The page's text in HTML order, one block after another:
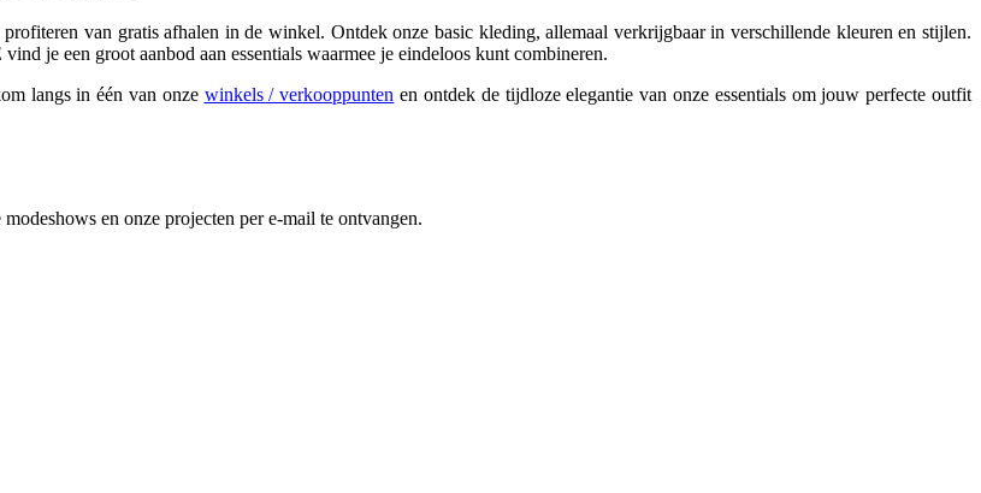
van gratis afhalen in de winkel. Ontdek onze basic kleding, allemaal verkrijgbaar in verschillende kleuren en stijlen.
je een groot aanbod aan essentials waarmee je eindeloos kunt combineren.
langs in één van onze winkels / verkooppunten en ontdek de tijdloze elegantie van onze essentials om jouw perfecte outfit
en onze projecten per e-mail te ontvangen.